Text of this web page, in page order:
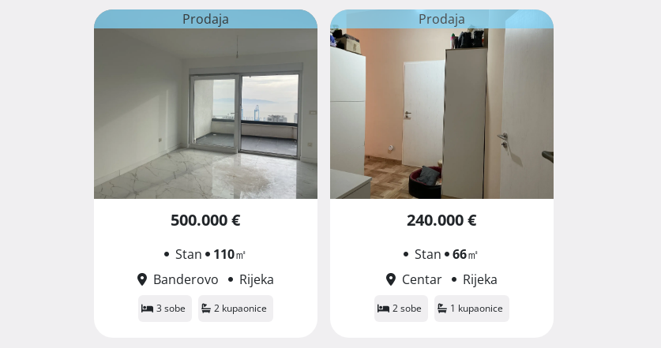
Prodaja
500.000 €
Stan 110㎡
Banderovo
Rijeka
3 sobe 2 kupaonice
Prodaja
240.000 €
Stan 66㎡
Centar
Rijeka
2 sobe 1 kupaonice